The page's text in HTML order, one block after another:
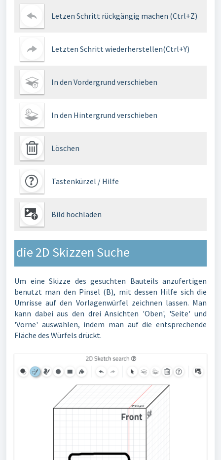
Letzen Schritt rückgängig machen (Ctrl+Z)
Letzten Schritt wiederherstellen(Ctrl+Y)
In den Vordergrund verschieben
In den Hintergrund verschieben
Löschen
Tastenkürzel / Hilfe
Bild hochladen
die 2D Skizzen Suche
Um eine Skizze des gesuchten Bauteils anzufertigen
benutzt man den Pinsel (B), mit dessen Hilfe sich die
Umrisse auf den Vorlagenwürfel zeichnen lassen. Man
kann dabei aus den drei Ansichten 'Oben', 'Seite' und
'Vorne' auswählen, indem man auf die entsprechende
Fläche des Würfels drückt.